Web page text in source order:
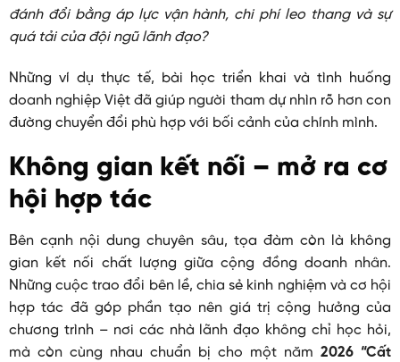
đánh đổi bằng áp lực vận hành, chi phí leo thang và sự
quá tải của đội ngũ lãnh đạo?
Những ví dụ thực tế, bài học triển khai và tình huống
doanh nghiệp Việt đã giúp người tham dự nhìn rõ hơn con
đường chuyển đổi phù hợp với bối cảnh của chính mình.
Không gian kết nối – mở ra cơ
hội hợp tác
Bên cạnh nội dung chuyên sâu, tọa đàm còn là không
gian kết nối chất lượng giữa cộng đồng doanh nhân.
Những cuộc trao đổi bên lề, chia sẻ kinh nghiệm và cơ hội
hợp tác đã góp phần tạo nên giá trị cộng hưởng của
chương trình – nơi các nhà lãnh đạo không chỉ học hỏi,
mà còn cùng nhau chuẩn bị cho một năm2026 “Cất